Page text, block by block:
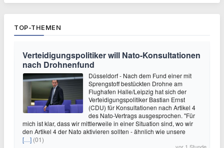
TOP-THEMEN
Verteidigungspolitiker will Nato-Konsultationen
nach Drohnenfund
Düsseldorf - Nach dem Fund einer mit
Sprengstoff bestückten Drohne am
Flughafen Halle/Leipzig hat sich der
Verteidigungspolitiker Bastian Ernst
(CDU) für Konsultationen nach Artikel 4
des Nato-Vertrags ausgesprochen. "Für
mich ist klar, dass wir mittlerweile in einer Situation sind, wo wir
den Artikel 4 der Nato aktivieren sollten - ähnlich wie unsere
[…] (01)